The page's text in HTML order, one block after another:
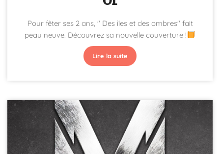
Pour fêter ses 2 ans, " Des îles et des ombres" fait
peau neuve. Découvrez sa nouvelle couverture !
Lire la suite